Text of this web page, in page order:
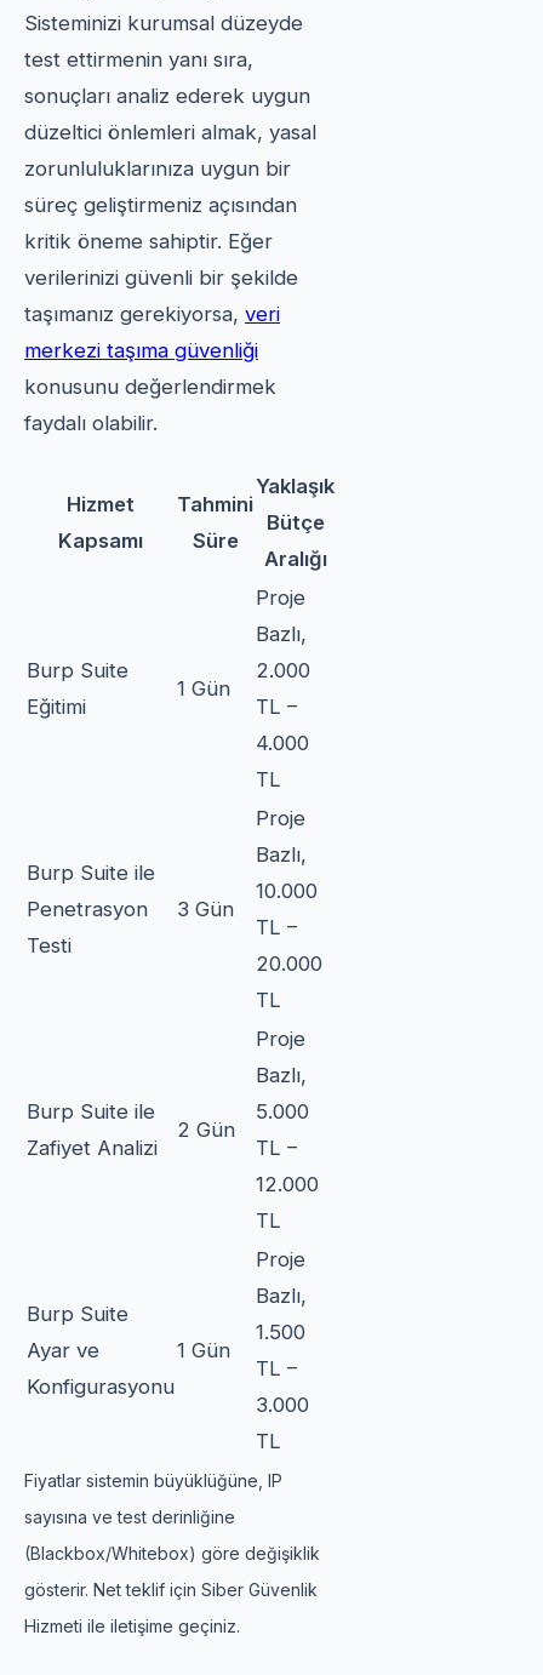
Sisteminizi kurumsal düzeyde
test ettirmenin yanı sıra,
sonuçları analiz ederek uygun
düzeltici önlemleri almak, yasal
zorunluluklarınıza uygun bir
süreç geliştirmeniz açısından
kritik öneme sahiptir. Eğer
verilerinizi güvenli bir şekilde
taşımanız gerekiyorsa, veri
merkezi taşıma güvenliği
konusunu değerlendirmek
faydalı olabilir.
Hizmet
Kapsamı
Tahmini
Süre
Yaklaşık
Bütçe
Aralığı
Burp Suite
Eğitimi
1 Gün
Proje
Bazlı,
2.000
TL –
4.000
TL
Burp Suite ile
Penetrasyon
Testi
3 Gün
Proje
Bazlı,
10.000
TL –
20.000
TL
Burp Suite ile
Zafiyet Analizi
2 Gün
Proje
Bazlı,
5.000
TL –
12.000
TL
Burp Suite
Ayar ve
Konfigurasyonu
1 Gün
Proje
Bazlı,
1.500
TL –
3.000
TL
Fiyatlar sistemin büyüklüğüne, IP
sayısına ve test derinliğine
(Blackbox/Whitebox) göre değişiklik
gösterir. Net teklif için Siber Güvenlik
Hizmeti ile iletişime geçiniz.